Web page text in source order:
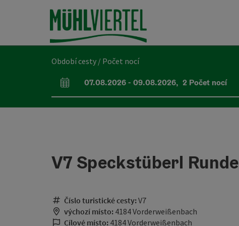
Accesskey
[0]
Navigace Accesskey
[1]
Začátek stránky Accesskey
[2]
Období cesty / Počet nocí
Pole příjezdu a odjezdu
07.08.2026- 09.08.2026, 2 Počet nocí
V7 Speckstüberl Runde
Číslo turistické cesty:V7
výchozí místo: 4184 Vorderweißenbach
Cílové místo: 4184 Vorderweißenbach